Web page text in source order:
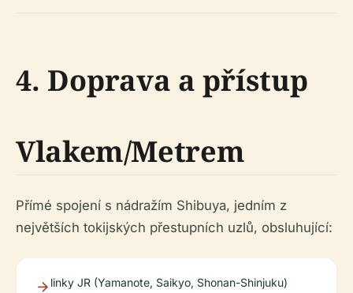
4. Doprava a přístup
Vlakem/Metrem
Přímé spojení s nádražím Shibuya, jedním z
největších tokijských přestupních uzlů, obsluhující:
linky JR (Yamanote, Saikyo, Shonan-Shinjuku)